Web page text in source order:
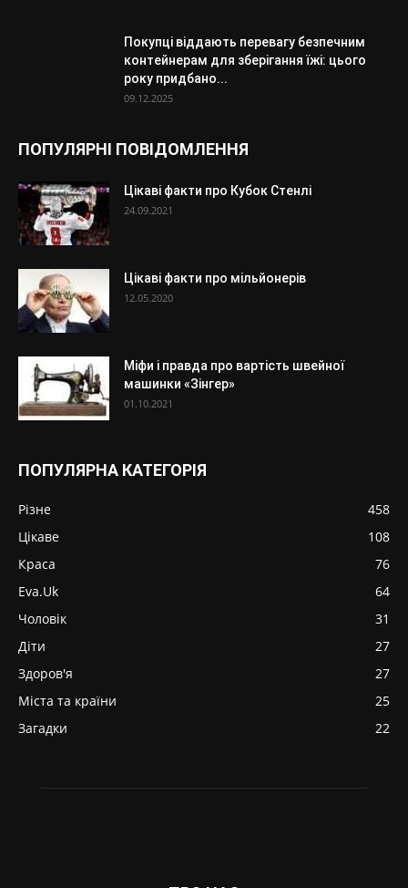
Покупці віддають перевагу безпечним
контейнерам для зберігання їжі: цього
року придбано...
09.12.2025
ПОПУЛЯРНІ ПОВІДОМЛЕННЯ
Цікаві факти про Кубок Стенлі
24.09.2021
Цікаві факти про мільйонерів
12.05.2020
Міфи і правда про вартість швейної
машинки «Зінгер»
01.10.2021
ПОПУЛЯРНА КАТЕГОРІЯ
Різне
458
Цікаве
108
Краса
76
Eva.Uk
64
Чоловік
31
Діти
27
Здоров'я
27
Міста та країни
25
Загадки
22